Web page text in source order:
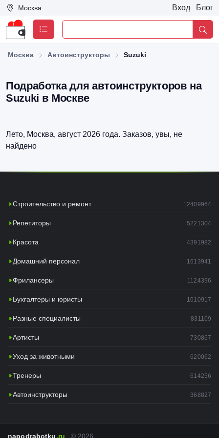
Москва Вход Блог
Москва Автоинструкторы Suzuki
Подработка для автоинструкторов на
Suzuki в Москве
Лето, Москва, август 2026 года. Заказов, увы, не
найдено
Строительство и ремонт 12409964
Репетиторы 5221304
Красота 4391982
Домашний персонал 1613941
Фрилансеры 1124396
Бухгалтеры и юристы 1010917
Разные специалисты 831109
Артисты 730867
Уход за животными 620062
Тренеры 614256
Автоинструкторы 368827
napodrabotku .ru © 2026